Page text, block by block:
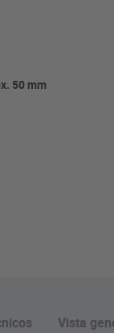
50 mm
Vista